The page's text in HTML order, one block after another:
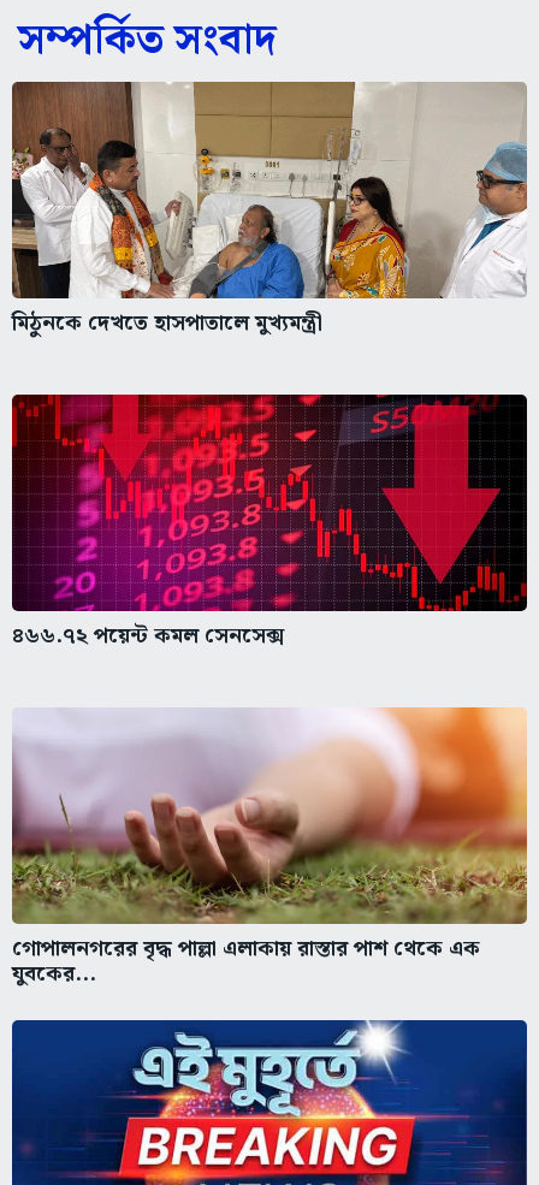
সম্পর্কিত সংবাদ
মিঠুনকে দেখতে হাসপাতালে মুখ্যমন্ত্রী
৪৬৬.৭২ পয়েন্ট কমল সেনসেক্স
গোপালনগরের বৃদ্ধ পাল্লা এলাকায় রাস্তার পাশ থেকে এক
যুবকের...